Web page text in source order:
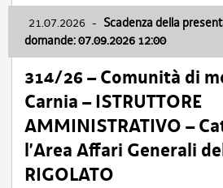
21.07.2026 - Scadenza della
domande: 07.09.2026 12:00
314/26 – Comunità di
Carnia – ISTRUTTORE
AMMINISTRATIVO –
l’Area Affari Generali
RIGOLATO